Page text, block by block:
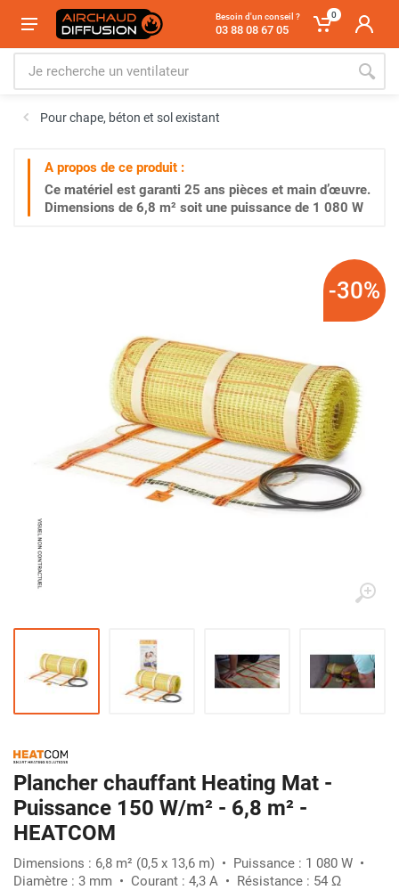
Besoin d'un conseil ?
03 88 08 67 05
0
Pour chape, béton et sol existant
A propos de ce produit :
Ce matériel est garanti 25 ans pièces et main d’œuvre.
Dimensions de 6,8 m² soit une puissance de 1 080 W
-30%
Plancher chauffant Heating Mat -
Puissance 150 W/m² - 6,8 m² -
HEATCOM
Dimensions : 6,8 m² (0,5 x 13,6 m) • Puissance : 1 080 W •
Diamètre : 3 mm • Courant : 4,3 A • Résistance : 54 Ω